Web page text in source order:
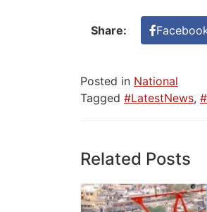
Share:
Posted in National
Tagged #LatestNews,
Related Posts